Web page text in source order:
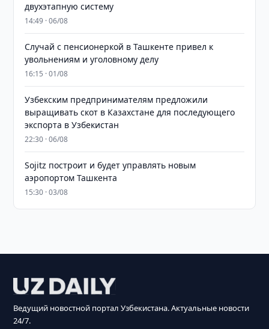
двухэтапную систему
14:49 · 06/08
Случай с пенсионеркой в Ташкенте привел к
увольнениям и уголовному делу
16:15 · 01/08
Узбекским предпринимателям предложили
выращивать скот в Казахстане для последующего
экспорта в Узбекистан
22:30 · 06/08
Sojitz построит и будет управлять новым
аэропортом Ташкента
15:30 · 03/08
Ведущий новостной портал Узбекистана. Актуальные новости
24/7.